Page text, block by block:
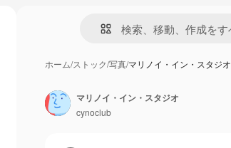
ホーム/ストック/写真/マリノイ・イン・スタジオ
マリノイ・イン・スタジオ
cynoclub